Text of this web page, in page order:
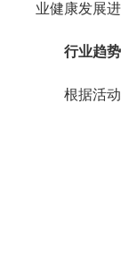
业健康发展
行业趋势
根据活